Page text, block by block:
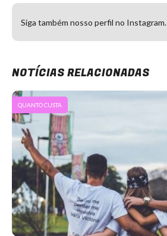
Siga também nosso perfil no Instagram.
NOTÍCIAS RELACIONADAS
QUANTO CUSTA